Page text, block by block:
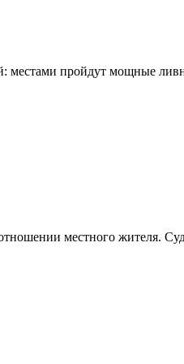
местами пройдут мощные
местного жителя.